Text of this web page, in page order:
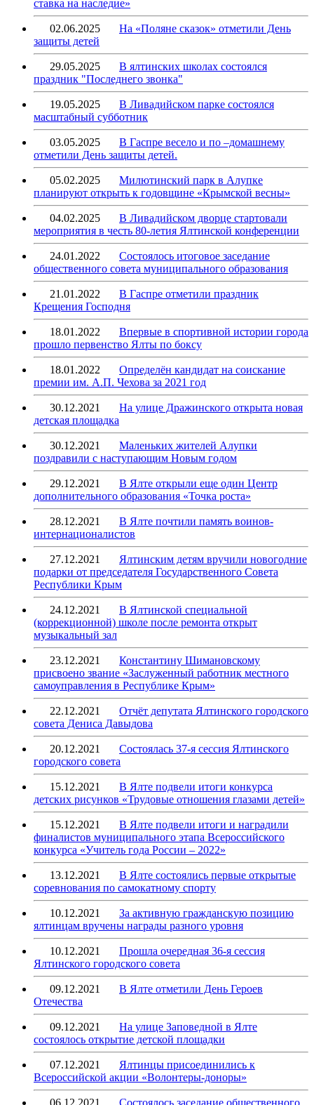
ставка на наследие»
02.06.2025
На «Поляне сказок» отметили День
защиты детей
29.05.2025
В ялтинских школах состоялся
праздник "Последнего звонка"
19.05.2025
В Ливадийском парке состоялся
масштабный субботник
03.05.2025
В Гаспре весело и по –домашнему
отметили День защиты детей.
05.02.2025
Милютинский парк в Алупке
планируют открыть к годовщине «Крымской весны»
04.02.2025
В Ливадийском дворце стартовали
мероприятия в честь 80-летия Ялтинской конференции
24.01.2022
Состоялось итоговое заседание
общественного совета муниципального образования
21.01.2022
В Гаспре отметили праздник
Крещения Господня
18.01.2022
Впервые в спортивной истории города
прошло первенство Ялты по боксу
18.01.2022
Определён кандидат на соискание
премии им. А.П. Чехова за 2021 год
30.12.2021
На улице Дражинского открыта новая
детская площадка
30.12.2021
Маленьких жителей Алупки
поздравили с наступающим Новым годом
29.12.2021
В Ялте открыли еще один Центр
дополнительного образования «Точка роста»
28.12.2021
В Ялте почтили память воинов-
интернационалистов
27.12.2021
Ялтинским детям вручили новогодние
подарки от председателя Государственного Совета
Республики Крым
24.12.2021
В Ялтинской специальной
(коррекционной) школе после ремонта открыт
музыкальный зал
23.12.2021
Константину Шимановскому
присвоено звание «Заслуженный работник местного
самоуправления в Республике Крым»
22.12.2021
Отчёт депутата Ялтинского городского
совета Дениса Давыдова
20.12.2021
Состоялась 37-я сессия Ялтинского
городского совета
15.12.2021
В Ялте подвели итоги конкурса
детских рисунков «Трудовые отношения глазами детей»
15.12.2021
В Ялте подвели итоги и наградили
финалистов муниципального этапа Всероссийского
конкурса «Учитель года России – 2022»
13.12.2021
В Ялте состоялись первые открытые
соревнования по самокатному спорту
10.12.2021
За активную гражданскую позицию
ялтинцам вручены награды разного уровня
10.12.2021
Прошла очередная 36-я сессия
Ялтинского городского совета
09.12.2021
В Ялте отметили День Героев
Отечества
09.12.2021
На улице Заповедной в Ялте
состоялось открытие детской площадки
07.12.2021
Ялтинцы присоединились к
Всероссийской акции «Волонтеры-доноры»
06.12.2021
Состоялось заседание общественного